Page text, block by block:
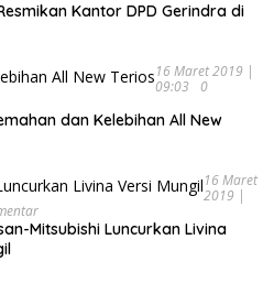
Kantor DPD Gerindra di
16 Maret 2019 |
09:03
0
dan Kelebihan All New
16 Maret
2019 |
Mitsubishi Luncurkan Livina